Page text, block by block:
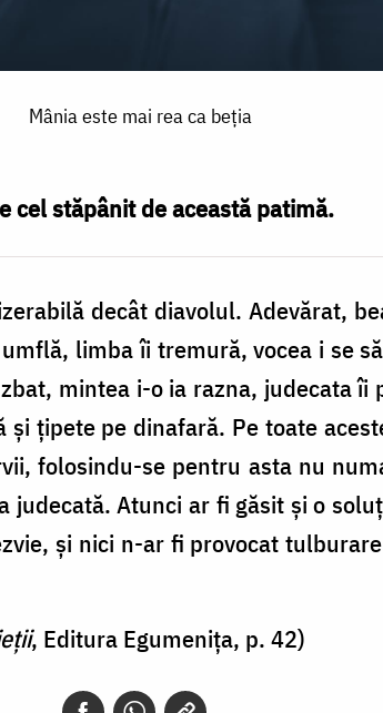
Mânia este mai rea ca beţia
cel stăpânit de această patimă.
decât diavolul. Adevărat,
limba îi tremură, vocea i se
mintea i-o ia razna, judecata îi
ţipete pe dinafară. Pe toate
folosindu-se pentru asta nu
judecată. Atunci ar fi găsit şi o
şi nici n-ar fi provocat
, Editura Egumenița, p. 42)